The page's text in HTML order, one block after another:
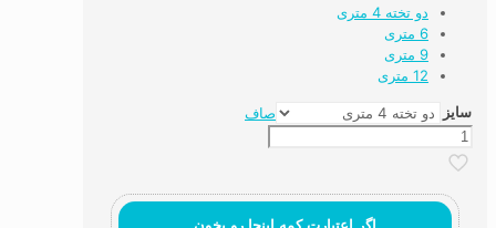
دو تخته 4 متری
6 متری
9 متری
12 متری
سایز
صاف
فرش
ماشینی
۵۰۰
شانه
الیاف